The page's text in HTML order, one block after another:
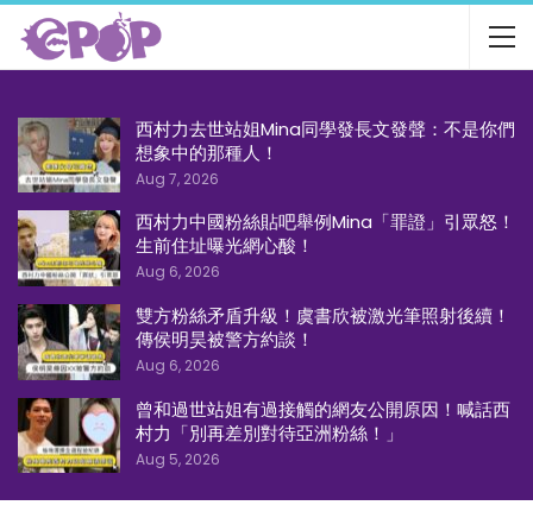
西村力去世站姐Mina同學發長文發聲：不是你們
想象中的那種人！
Aug 7, 2026
西村力中國粉絲貼吧舉例Mina「罪證」引眾怒！
生前住址曝光網心酸！
Aug 6, 2026
雙方粉絲矛盾升級！虞書欣被激光筆照射後續！
傳侯明昊被警方約談！
Aug 6, 2026
曾和過世站姐有過接觸的網友公開原因！喊話西
村力「別再差別對待亞洲粉絲！」
Aug 5, 2026